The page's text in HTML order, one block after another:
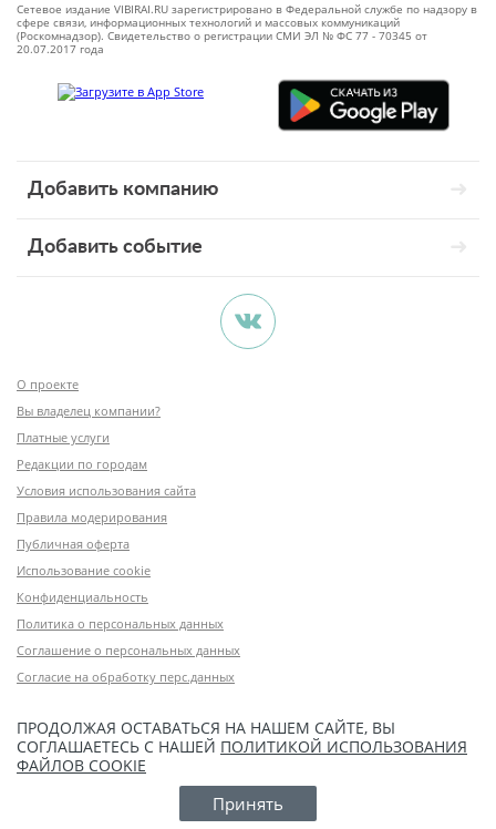
Сетевое издание VIBIRAI.RU зарегистрировано в Федеральной службе по надзору в
сфере связи, информационных технологий и массовых коммуникаций
(Роскомнадзор). Свидетельство о регистрации СМИ ЭЛ № ФС 77 - 70345 от
20.07.2017 года
Добавить компанию
Добавить событие
О проекте
Вы владелец компании?
Платные услуги
Редакции по городам
Условия использования сайта
Правила модерирования
Публичная оферта
Использование cookie
Конфиденциальность
Политика о персональных данных
Соглашение о персональных данных
Согласие на обработку перс.данных
ПРОДОЛЖАЯ ОСТАВАТЬСЯ НА НАШЕМ САЙТЕ, ВЫ
СОГЛАШАЕТЕСЬ С НАШЕЙ ПОЛИТИКОЙ ИСПОЛЬЗОВАНИЯ
ФАЙЛОВ COOKIE
Принять